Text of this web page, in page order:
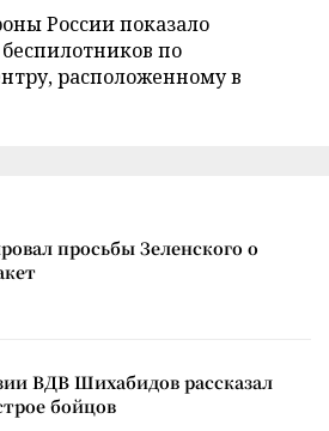
России показало
по
расположенному в
просьбы Зеленского о
ВДВ Шихабидов рассказал
бойцов